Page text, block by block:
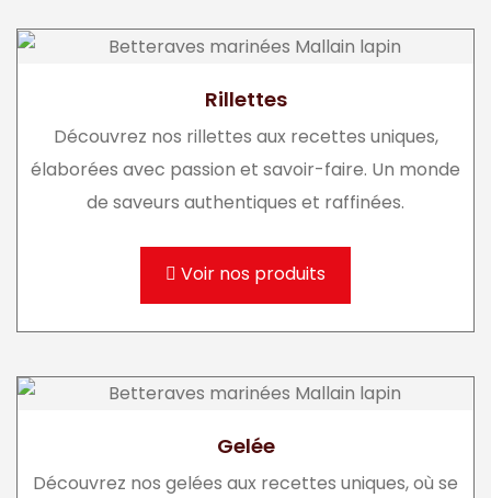
Rillettes
Découvrez nos rillettes aux recettes uniques,
élaborées avec passion et savoir-faire. Un monde
de saveurs authentiques et raffinées.
Voir nos produits
Gelée
Découvrez nos gelées aux recettes uniques, où se